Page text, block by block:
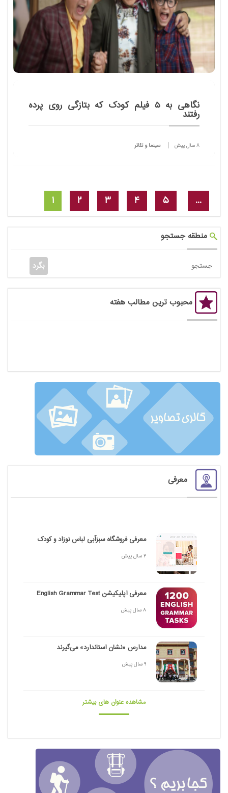
نگاهی به 5 فیلم کودک که بتازگی روی پرده
رفتند
8 سال پیش سینما و تئاتر
1 2 3 4 5 ...
منطقه جستجو
محبوب ترین مطالب هفته
معرفی
معرفی فروشگاه سبزآبی لباس نوزاد و کودک
2 سال پیش
معرفی اپلیکیشن English Grammar Test
8 سال پیش
مدارس «نشان استاندارد» می‌گیرند
9 سال پیش
مشاهده عنوان های بیشتر